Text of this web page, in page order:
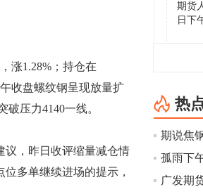
涨1.28%；持仓在
收盘螺纹钢呈现放量扩
压力4140一线。
，昨日收评缩量减仓情
多单继续进场的提示，
期货
日下
跌幅
低位
热
孤雨下